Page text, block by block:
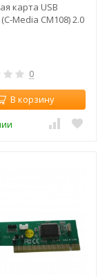
карта USB
(C-Media CM108) 2.0
0
В корзину